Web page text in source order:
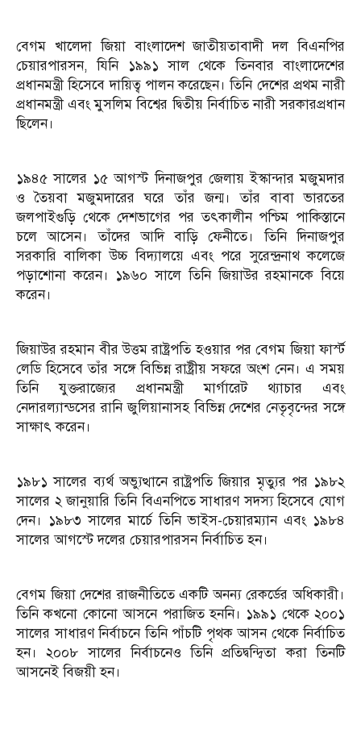
বেগম খালেদা জিয়া বাংলাদেশ জাতীয়তাবাদী দল বিএনপির
চেয়ারপারসন, যিনি ১৯৯১ সাল থেকে তিনবার বাংলাদেশের
প্রধানমন্ত্রী হিসেবে দায়িত্ব পালন করেছেন। তিনি দেশের প্রথম নারী
প্রধানমন্ত্রী এবং মুসলিম বিশ্বের দ্বিতীয় নির্বাচিত নারী সরকারপ্রধান
ছিলেন।
১৯৪৫ সালের ১৫ আগস্ট দিনাজপুর জেলায় ইস্কান্দার মজুমদার
ও তৈয়বা মজুমদারের ঘরে তাঁর জন্ম। তাঁর বাবা ভারতের
জলপাইগুড়ি থেকে দেশভাগের পর তৎকালীন পশ্চিম পাকিস্তানে
চলে আসেন। তাঁদের আদি বাড়ি ফেনীতে। তিনি দিনাজপুর
সরকারি বালিকা উচ্চ বিদ্যালয়ে এবং পরে সুরেন্দ্রনাথ কলেজে
পড়াশোনা করেন। ১৯৬০ সালে তিনি জিয়াউর রহমানকে বিয়ে
করেন।
জিয়াউর রহমান বীর উত্তম রাষ্ট্রপতি হওয়ার পর বেগম জিয়া ফার্স্ট
লেডি হিসেবে তাঁর সঙ্গে বিভিন্ন রাষ্ট্রীয় সফরে অংশ নেন। এ সময়
তিনি যুক্তরাজ্যের প্রধানমন্ত্রী মার্গারেট থ্যাচার এবং
নেদারল্যান্ডসের রানি জুলিয়ানাসহ বিভিন্ন দেশের নেতৃবৃন্দের সঙ্গে
সাক্ষাৎ করেন।
১৯৮১ সালের ব্যর্থ অভ্যুত্থানে রাষ্ট্রপতি জিয়ার মৃত্যুর পর ১৯৮২
সালের ২ জানুয়ারি তিনি বিএনপিতে সাধারণ সদস্য হিসেবে যোগ
দেন। ১৯৮৩ সালের মার্চে তিনি ভাইস-চেয়ারম্যান এবং ১৯৮৪
সালের আগস্টে দলের চেয়ারপারসন নির্বাচিত হন।
বেগম জিয়া দেশের রাজনীতিতে একটি অনন্য রেকর্ডের অধিকারী।
তিনি কখনো কোনো আসনে পরাজিত হননি। ১৯৯১ থেকে ২০০১
সালের সাধারণ নির্বাচনে তিনি পাঁচটি পৃথক আসন থেকে নির্বাচিত
হন। ২০০৮ সালের নির্বাচনেও তিনি প্রতিদ্বন্দ্বিতা করা তিনটি
আসনেই বিজয়ী হন।